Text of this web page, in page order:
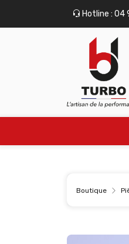
Hotline : 04
Boutique
Panneau de gestion des